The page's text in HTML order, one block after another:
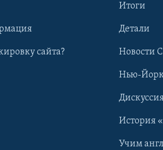
сайта?
Итоги
Детали
Новости
Нью-Йорк
История
Учим